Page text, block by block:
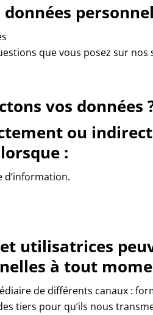
que vous posez sur nos
vos données
ou
:
d’information.
utilisatrices
à tout
de différents canaux :
tiers pour qu’ils nous